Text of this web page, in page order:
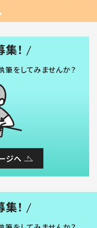
！
筆をしてみませんか？
ジへ
！